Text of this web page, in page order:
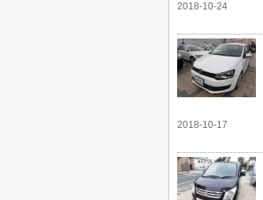
2018-10-24
2018-10-17